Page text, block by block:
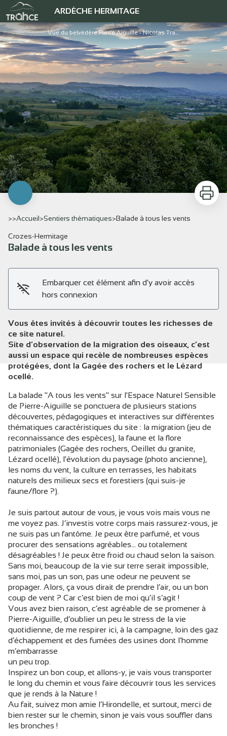
ARDÈCHE HERMITAGE
Balade à tous les vents
Vue du belvédère Pierre Aiguille - Nicolas Tracol
Voir l'image en plein écran
Imprimer
>>Accueil>Sentiers thématiques>Balade à tous les vents
Crozes-Hermitage
Balade à tous les vents
Embarquer cet élément afin d'y avoir accès
hors connexion
Vous êtes invités à découvrir toutes les richesses de
ce site naturel.
Site d’observation de la migration des oiseaux, c’est
aussi un espace qui recèle de nombreuses espèces
protégées, dont la Gagée des rochers et le Lézard
ocellé.
La balade "A tous les vents" sur l'Espace Naturel Sensible
de Pierre-Aiguille se ponctuera de plusieurs stations
découvertes, pédagogiques et interactives sur différentes
thématiques caractéristiques du site : la migration (jeu de
reconnaissance des espèces), la faune et la flore
patrimoniales (Gagée des rochers, Oeillet du granite,
Lézard ocellé), l'évolution du paysage (photo ancienne),
les noms du vent, la culture en terrasses, les habitats
naturels des milieux secs et forestiers (qui suis-je
faune/flore ?).
Je suis partout autour de vous, je vous vois mais vous ne
me voyez pas. J’investis votre corps mais rassurez-vous, je
ne suis pas un fantôme. Je peux être parfumé, et vous
procurer des sensations agréables… ou totalement
désagréables ! Je peux être froid ou chaud selon la saison.
Sans moi, beaucoup de la vie sur terre serait impossible,
sans moi, pas un son, pas une odeur ne peuvent se
propager. Alors, ça vous dirait de prendre l’air, ou un bon
coup de vent ? Car c’est bien de moi qu’il s’agit !
Vous avez bien raison, c’est agréable de se promener à
Pierre-Aiguille, d’oublier un peu le stress de la vie
quotidienne, de me respirer ici, à la campagne, loin des gaz
d’échappement et des fumées des usines dont l’homme
m’embarrasse
un peu trop.
Inspirez un bon coup, et allons-y, je vais vous transporter
le long du chemin et vous faire découvrir tous les services
que je rends à la Nature !
Au fait, suivez mon amie l’Hirondelle, et surtout, merci de
bien rester sur le chemin, sinon je vais vous souffler dans
les bronches !